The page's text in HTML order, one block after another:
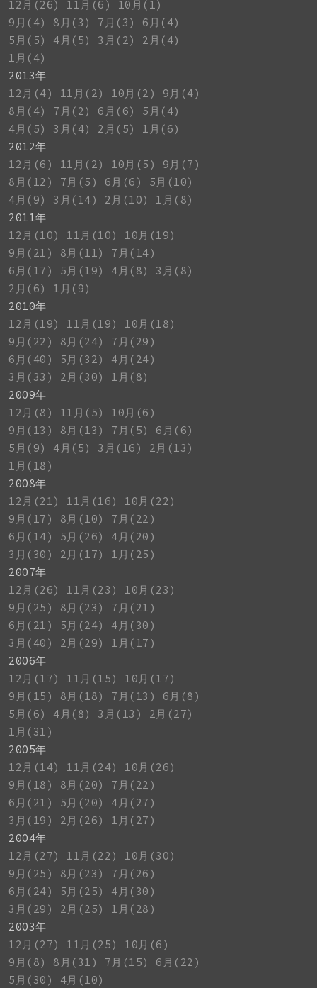
12月(26)
11月(6)
10月(1)
9月(4)
8月(3) 7月(3)
6月(4)
5月(5)
4月(5) 3月(2)
2月(4)
1月(4)
2013年
12月(4)
11月(2) 10月(2)
9月(4)
8月(4)
7月(2) 6月(6)
5月(4)
4月(5)
3月(4) 2月(5)
1月(6)
2012年
12月(6)
11月(2) 10月(5)
9月(7)
8月(12)
7月(5) 6月(6)
5月(10)
4月(9)
3月(14) 2月(10)
1月(8)
2011年
12月(10)
11月(10)
10月(19)
9月(21)
8月(11)
7月(14)
6月(17)
5月(19) 4月(8)
3月(8)
2月(6)
1月(9)
2010年
12月(19)
11月(19)
10月(18)
9月(22)
8月(24)
7月(29)
6月(40)
5月(32)
4月(24)
3月(33)
2月(30)
1月(8)
2009年
12月(8)
11月(5)
10月(6)
9月(13)
8月(13) 7月(5)
6月(6)
5月(9)
4月(5) 3月(16)
2月(13)
1月(18)
2008年
12月(21)
11月(16)
10月(22)
9月(17)
8月(10)
7月(22)
6月(14)
5月(26)
4月(20)
3月(30)
2月(17)
1月(25)
2007年
12月(26)
11月(23)
10月(23)
9月(25)
8月(23)
7月(21)
6月(21)
5月(24)
4月(30)
3月(40)
2月(29)
1月(17)
2006年
12月(17)
11月(15)
10月(17)
9月(15)
8月(18) 7月(13)
6月(8)
5月(6)
4月(8) 3月(13)
2月(27)
1月(31)
2005年
12月(14)
11月(24)
10月(26)
9月(18)
8月(20)
7月(22)
6月(21)
5月(20)
4月(27)
3月(19)
2月(26)
1月(27)
2004年
12月(27)
11月(22)
10月(30)
9月(25)
8月(23)
7月(26)
6月(24)
5月(25)
4月(30)
3月(29)
2月(25)
1月(28)
2003年
12月(27)
11月(25)
10月(6)
9月(8)
8月(31) 7月(15)
6月(22)
5月(30)
4月(10)